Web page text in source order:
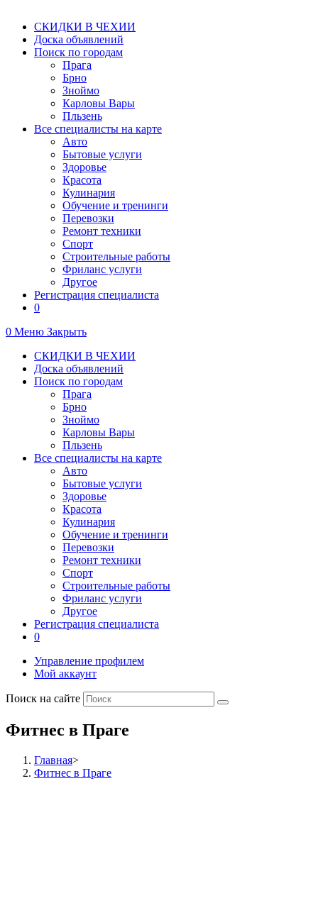
СКИДКИ В ЧЕХИИ
Доска объявлений
Поиск по городам
Прага
Брно
Зноймо
Карловы Вары
Пльзень
Все специалисты на карте
Авто
Бытовые услуги
Здоровье
Красота
Кулинария
Обучение и тренинги
Перевозки
Ремонт техники
Спорт
Строительные работы
Фриланс услуги
Другое
Регистрация специалиста
0
0 Меню Закрыть
СКИДКИ В ЧЕХИИ
Доска объявлений
Поиск по городам
Прага
Брно
Зноймо
Карловы Вары
Пльзень
Все специалисты на карте
Авто
Бытовые услуги
Здоровье
Красота
Кулинария
Обучение и тренинги
Перевозки
Ремонт техники
Спорт
Строительные работы
Фриланс услуги
Другое
Регистрация специалиста
0
Управление профилем
Мой аккаунт
Поиск на сайте
Фитнес в Праге
Главная>
Фитнес в Праге